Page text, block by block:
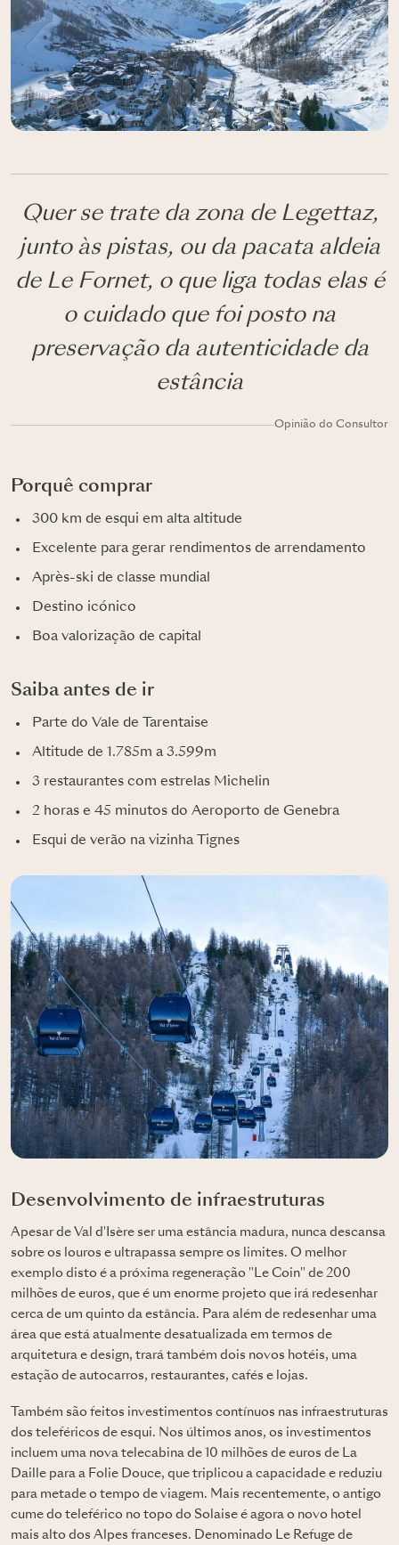
Quer se trate da zona de Legettaz,
junto às pistas, ou da pacata aldeia
de Le Fornet, o que liga todas elas é
o cuidado que foi posto na
preservação da autenticidade da
estância
Opinião do Consultor
Porquê comprar
300 km de esqui em alta altitude
Excelente para gerar rendimentos de arrendamento
Après-ski de classe mundial
Destino icónico
Boa valorização de capital
Saiba antes de ir
Parte do Vale de Tarentaise
Altitude de 1.785m a 3.599m
3 restaurantes com estrelas Michelin
2 horas e 45 minutos do Aeroporto de Genebra
Esqui de verão na vizinha Tignes
Desenvolvimento de infraestruturas
Apesar de Val d'Isère ser uma estância madura, nunca descansa
sobre os louros e ultrapassa sempre os limites. O melhor
exemplo disto é a próxima regeneração "Le Coin" de 200
milhões de euros, que é um enorme projeto que irá redesenhar
cerca de um quinto da estância. Para além de redesenhar uma
área que está atualmente desatualizada em termos de
arquitetura e design, trará também dois novos hotéis, uma
estação de autocarros, restaurantes, cafés e lojas.
Também são feitos investimentos contínuos nas infraestruturas
dos teleféricos de esqui. Nos últimos anos, os investimentos
incluem uma nova telecabina de 10 milhões de euros de La
Daille para a Folie Douce, que triplicou a capacidade e reduziu
para metade o tempo de viagem. Mais recentemente, o antigo
cume do teleférico no topo do Solaise é agora o novo hotel
mais alto dos Alpes franceses. Denominado Le Refuge de